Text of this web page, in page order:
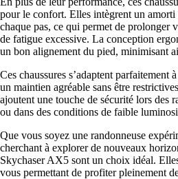
pour le confort. Elles intègrent un amorti
chaque pas, ce qui permet de prolonger
de fatigue excessive. La conception
un bon alignement du pied, minimisant
Ces chaussures s’adaptent parfaitement
un maintien agréable sans être
ajoutent une touche de sécurité lors des
ou dans des conditions de faible
Que vous soyez une randonneuse
cherchant à explorer de nouveaux
Skychaser AX5 sont un choix idéal.
vous permettant de profiter pleinement